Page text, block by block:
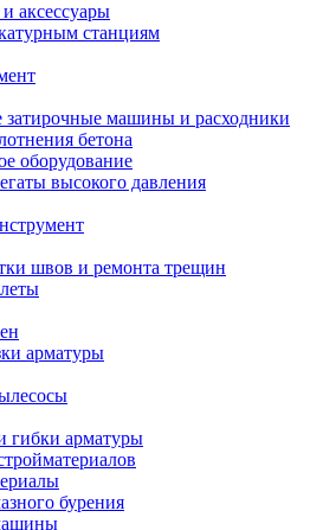
аксессуары
станциям
затирочные машины и расходники
бетона
оборудование
высокого давления
швов и ремонта трещин
арматуры
гибки арматуры
бурения